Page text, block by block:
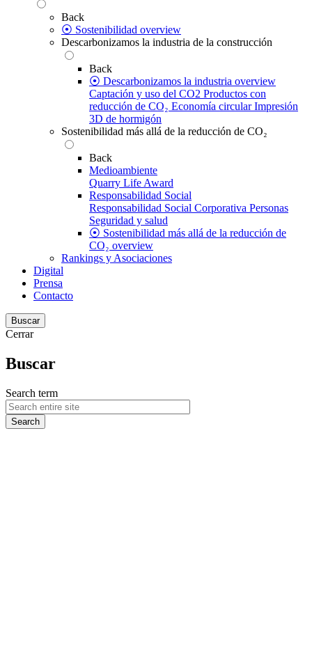
Back
⦿ Sostenibilidad overview
Descarbonizamos la industria de la construcción
Back
⦿ Descarbonizamos la industria overview
Captación y uso del CO2 Productos con
reducción de CO₂ Economía circular Impresión
3D de hormigón
Sostenibilidad más allá de la reducción de CO₂
Back
Medioambiente
Quarry Life Award
Responsabilidad Social
Responsabilidad Social Corporativa Personas
Seguridad y salud
⦿ Sostenibilidad más allá de la reducción de
CO₂ overview
Rankings y Asociaciones
Digital
Prensa
Contacto
Buscar
Cerrar
Buscar
Search term